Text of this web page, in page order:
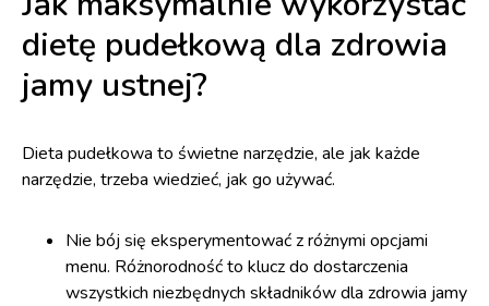
dietę pudełkową dla zdrowia
jamy ustnej?
Dieta pudełkowa to świetne narzędzie, ale jak każde
narzędzie, trzeba wiedzieć, jak go używać.
Nie bój się eksperymentować z różnymi opcjami
menu. Różnorodność to klucz do dostarczenia
wszystkich niezbędnych składników dla zdrowia jamy